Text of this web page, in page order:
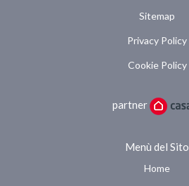
Sitemap
Privacy Policy
Cookie Policy
partner
Menù del Sito
Home